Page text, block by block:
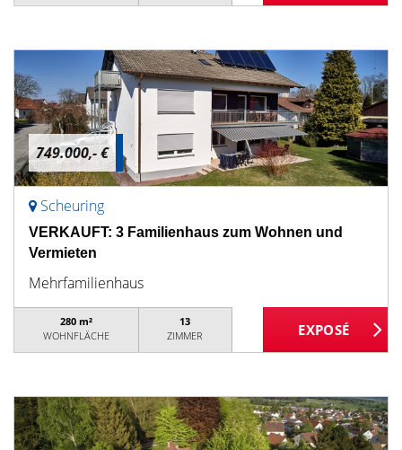
749.000,- €
Scheuring
VERKAUFT: 3 Familienhaus zum Wohnen und
Vermieten
Mehrfamilienhaus
280 m²
WOHNFLÄCHE
13
ZIMMER